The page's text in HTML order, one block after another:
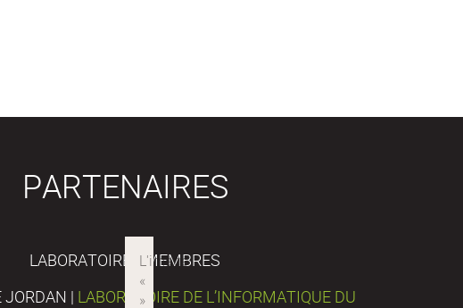
PARTENAIRES
LABORATOIRES MEMBRES
| LABORATOIRE DE L’INFORMATIQUE DU